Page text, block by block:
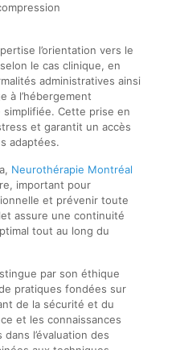
l’orientation vers le
le cas clinique, en
administratives ainsi
à l’hébergement
Cette prise en
et garantit un accès
adaptées.
Neurothérapie Montréal
important pour
et prévenir toute
assure une continuité
tout au long du
par son éthique
pratiques fondées sur
de la sécurité et du
et les connaissances
l’évaluation des